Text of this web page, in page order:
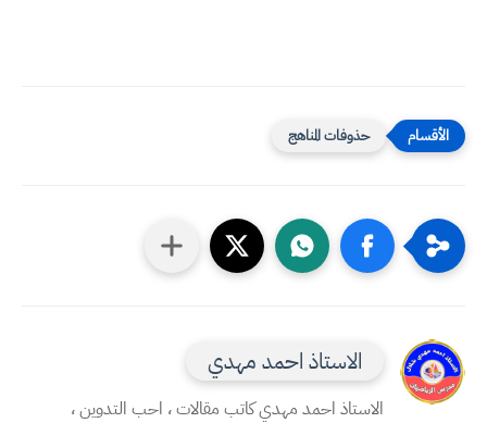
حذوفات المناهج
الاستاذ احمد مهدي
الاستاذ احمد مهدي كاتب مقالات ، احب التدوين ،